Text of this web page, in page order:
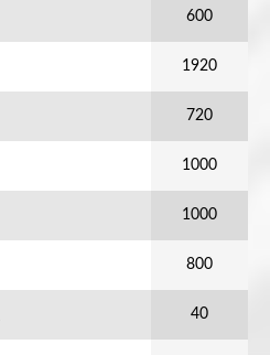
600
1920
720
1000
1000
800
40